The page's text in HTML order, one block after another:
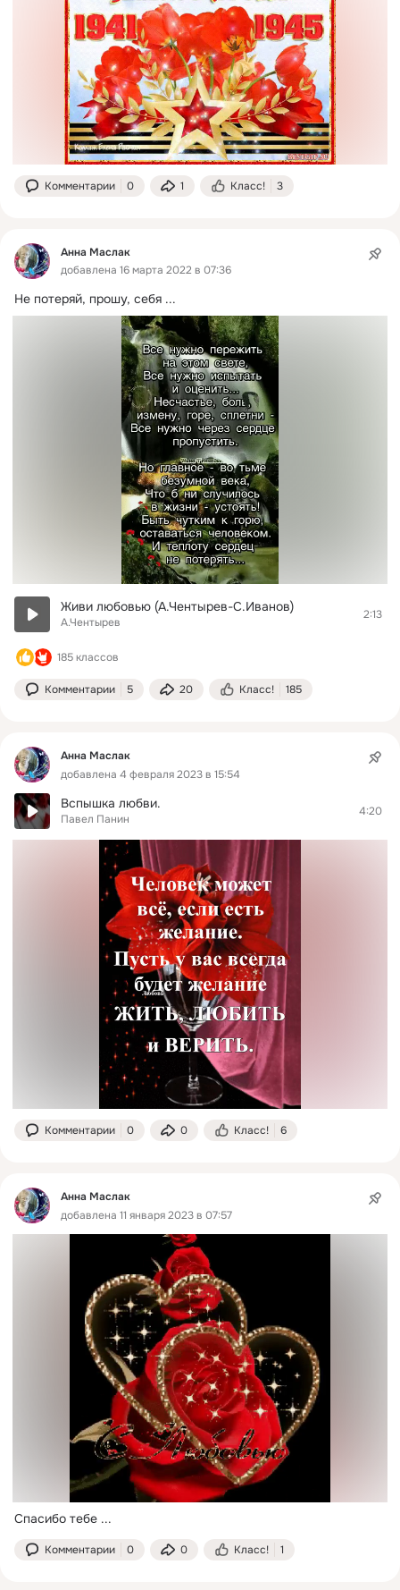
Комментарии 0 1 Класс! 3
Анна Маслак
добавлена 16 марта 2022 в 07:36
Не потеряй, прошу, себя ...
Живи любовью (А.Чентырев-С.Иванов)
А.Чентырев
2:13
185 классов
Комментарии 5 20 Класс! 185
Анна Маслак
добавлена 4 февраля 2023 в 15:54
Вспышка любви.
Павел Панин
4:20
Комментарии 0 0 Класс! 6
Анна Маслак
добавлена 11 января 2023 в 07:57
Спасибо тебе ...
Комментарии 0 0 Класс! 1